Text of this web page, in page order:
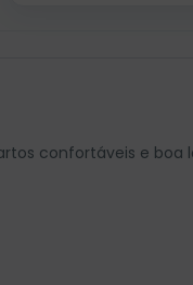
confortáveis e boa